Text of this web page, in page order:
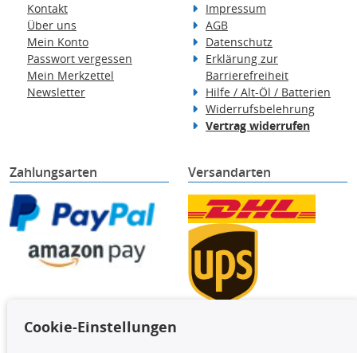
Kontakt
Über uns
Mein Konto
Passwort vergessen
Mein Merkzettel
Newsletter
Impressum
AGB
Datenschutz
Erklärung zur
Barrierefreiheit
Hilfe / Alt-Öl / Batterien
Widerrufsbelehrung
Vertrag widerrufen
Zahlungsarten Versandarten
Cookie-Einstellungen